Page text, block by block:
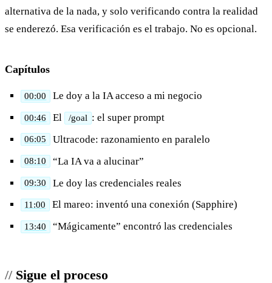
alternativa de la nada, y solo verificando contra la realidad
se enderezó. Esa verificación es el trabajo. No es opcional.
Capítulos
00:00 Le doy a la IA acceso a mi negocio
00:46 El /goal : el super prompt
06:05 Ultracode: razonamiento en paralelo
08:10 “La IA va a alucinar”
09:30 Le doy las credenciales reales
11:00 El mareo: inventó una conexión (Sapphire)
13:40 “Mágicamente” encontró las credenciales
Sigue el proceso